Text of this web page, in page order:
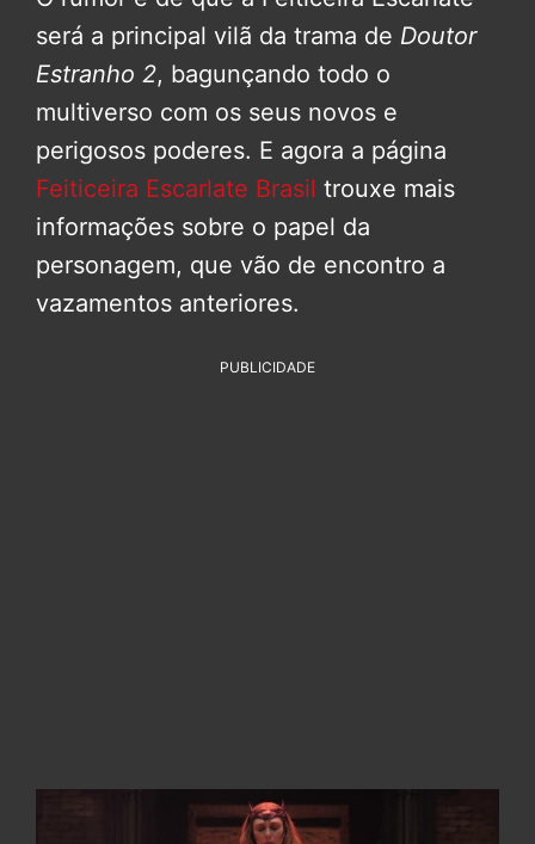
será a principal vilã da trama de Doutor
Estranho 2, bagunçando todo o
multiverso com os seus novos e
perigosos poderes. E agora a página
Feiticeira Escarlate Brasil trouxe mais
informações sobre o papel da
personagem, que vão de encontro a
vazamentos anteriores.
PUBLICIDADE